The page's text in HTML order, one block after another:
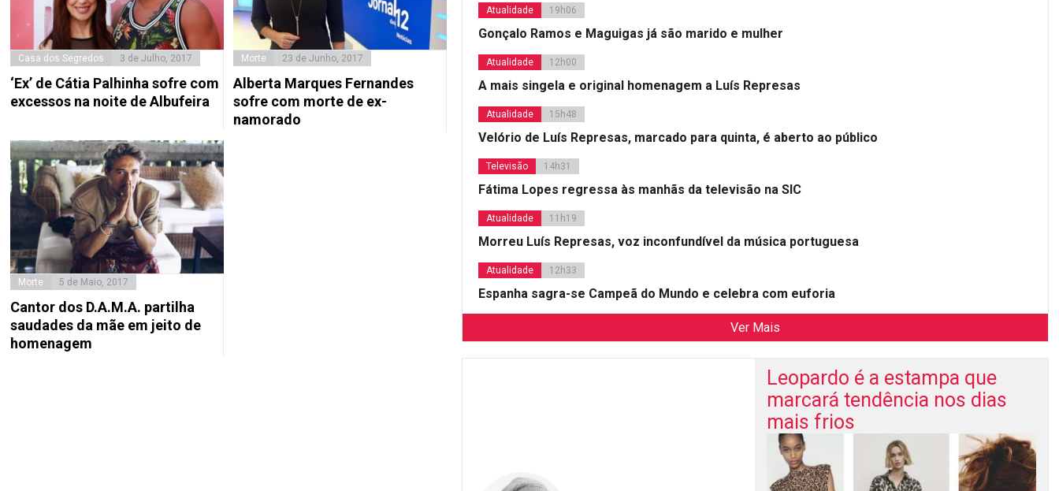
Casa dos Segredos 3 de Julho, 2017
‘Ex’ de Cátia Palhinha sofre com
excessos na noite de Albufeira
Morte 23 de Junho, 2017
Alberta Marques Fernandes
sofre com morte de ex-
namorado
Morte 5 de Maio, 2017
Cantor dos D.A.M.A. partilha
saudades da mãe em jeito de
homenagem
Atualidade 19h06
Gonçalo Ramos e Maguigas já são marido e mulher
Atualidade 12h00
A mais singela e original homenagem a Luís Represas
Atualidade 15h48
Velório de Luís Represas, marcado para quinta, é aberto ao público
Televisão 14h31
Fátima Lopes regressa às manhãs da televisão na SIC
Atualidade 11h19
Morreu Luís Represas, voz inconfundível da música portuguesa
Atualidade 12h33
Espanha sagra-se Campeã do Mundo e celebra com euforia
Ver Mais
Leopardo é a estampa que
marcará tendência nos dias
mais frios